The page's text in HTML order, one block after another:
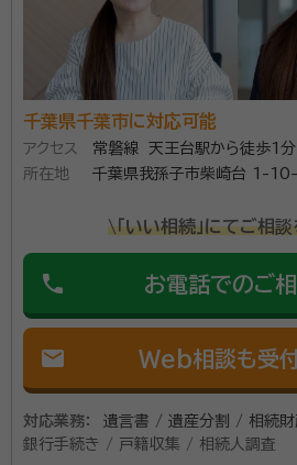
く、相続の相談をしたくてもため
思います。 弊所は、千葉ニュータ
ニュータウンセンターの貸事務所
広く、安心して訪れることができ
資格等：行政書士, 家族信託専門士
所属団体：千葉県行政書士会 / 家族信託
千葉県千葉市に対応可能
アクセス
常磐線 天王台駅から徒歩1分
所在地
千葉県我孫子市柴崎台 1-
\「いい相続」にてご相
phone お電話でのご
mail Web相談も受
対応業務：
遺言書 / 遺産分割 / 相続
銀行手続き / 戸籍収集 / 相続人調査